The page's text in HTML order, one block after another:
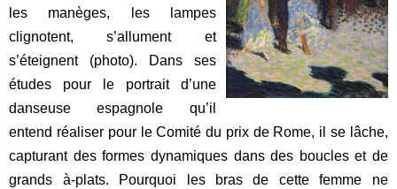
les manèges, les lampes
clignotent, s’allument et
s’éteignent (photo). Dans ses
études pour le portrait d’une
danseuse espagnole qu’il
entend réaliser pour le Comité du prix de Rome, il se lâche,
capturant des formes dynamiques dans des boucles et de
grands à-plats. Pourquoi les bras de cette femme ne